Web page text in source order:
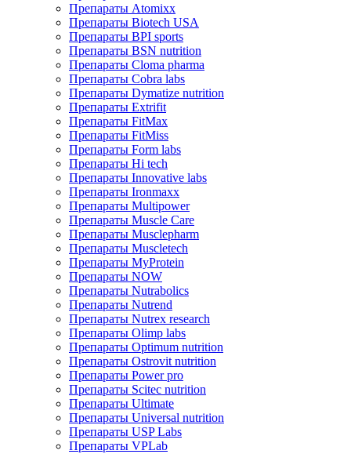
Препараты Atomixx
Препараты Biotech USA
Препараты BPI sports
Препараты BSN nutrition
Препараты Cloma pharma
Препараты Cobra labs
Препараты Dymatize nutrition
Препараты Extrifit
Препараты FitMax
Препараты FitMiss
Препараты Form labs
Препараты Hi tech
Препараты Innovative labs
Препараты Ironmaxx
Препараты Multipower
Препараты Muscle Care
Препараты Musclepharm
Препараты Muscletech
Препараты MyProtein
Препараты NOW
Препараты Nutrabolics
Препараты Nutrend
Препараты Nutrex research
Препараты Olimp labs
Препараты Optimum nutrition
Препараты Ostrovit nutrition
Препараты Power pro
Препараты Scitec nutrition
Препараты Ultimate
Препараты Universal nutrition
Препараты USP Labs
Препараты VPLab